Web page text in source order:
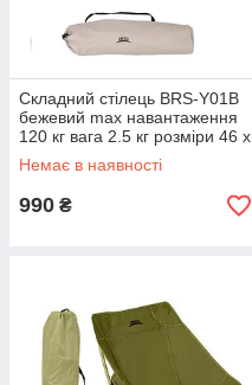
Складний стілець BRS-Y01B
бежевий max навантаження
120 кг вага 2.5 кг розміри 46 х
46 х 68 см
Немає в наявності
990 ₴